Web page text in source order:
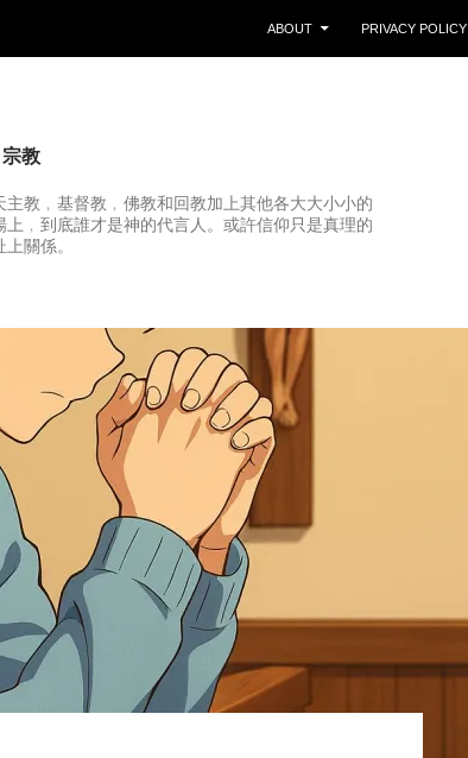
ABOUT PRIVACY POLICY
教
教﹐基督教﹐佛教和回教加上其他各大大小小的
上﹐到底誰才是神的代言人。或許信仰只是真理的
關係。